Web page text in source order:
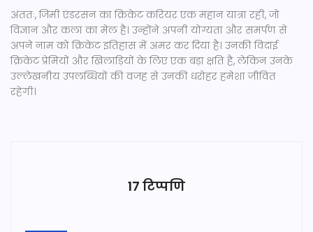
अंततः, जिमी एंडरसन का क्रिकेट करियर एक महान यात्रा रही, जो
विज्ञान और कला का मेल है। उन्होंने अपनी योग्यता और समर्पण से
अपने नाम को क्रिकेट इतिहास में अमर कर दिया है। उनकी विदाई
क्रिकेट प्रेमियों और खिलाड़ियों के लिए एक बड़ा क्षति है, लेकिन उनके
उल्लेखनीय उपलब्धियों की वजह से उनकी धरोहर हमेशा जीवित
रहेगी।
17 टिप्पणि